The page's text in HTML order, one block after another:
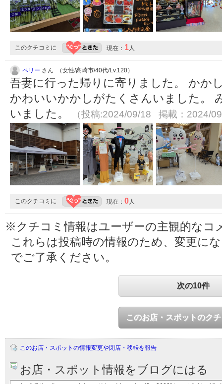
このクチコミに 現在： 1人
ペリー さん （女性/高崎市/40代/Lv.120）
吾妻に行った帰りに寄りました。 かか
かわいいかかしがたくさんいました。
いました。
（投稿:2024/09/18 掲載：2024/
このクチコミに 現在： 0人
※クチコミ情報はユーザーの主観的なコ
これらは投稿時の情報のため、変更に
でご了承ください。
次の10件
このお店・スポットのク
このお店・スポットの情報変更や閉店・移転を報告
お店・スポット情報をブログにはる